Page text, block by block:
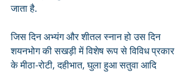
जाता है.
जिस दिन अभ्यंग और शीतल स्नान हो उस दिन
शयनभोग की सखड़ी में विशेष रूप से विविध प्रकार
के मीठा-रोटी, दहीभात, घुला हुआ सतुवा आदि